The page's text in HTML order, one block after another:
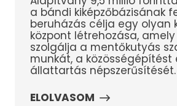
a bándi kiképzőbázisának
beruházás célja egy olyan
központ létrehozása,
szolgálja a mentőkutyás
munkát, a közösségépítést
állattartás népszerűsítését.
ELOLVASOM